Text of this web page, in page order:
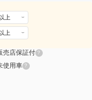
以上
以上
売店保証付 ?
使用車 ?